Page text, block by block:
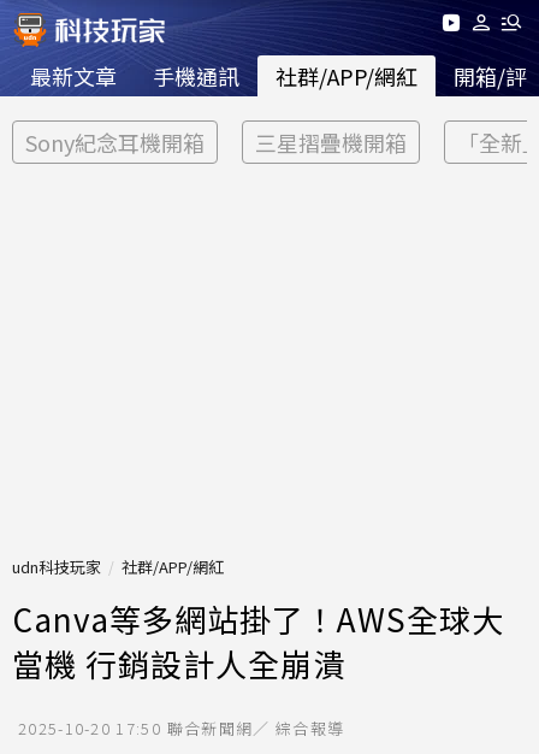
最新文章 手機通訊 社群/APP/網紅 開箱/評
Sony紀念耳機開箱 三星摺疊機開箱 「全新
udn科技玩家 社群/APP/網紅
Canva等多網站掛了！AWS全球大
當機 行銷設計人全崩潰
2025-10-20 17:50 聯合新聞網／ 綜合報導